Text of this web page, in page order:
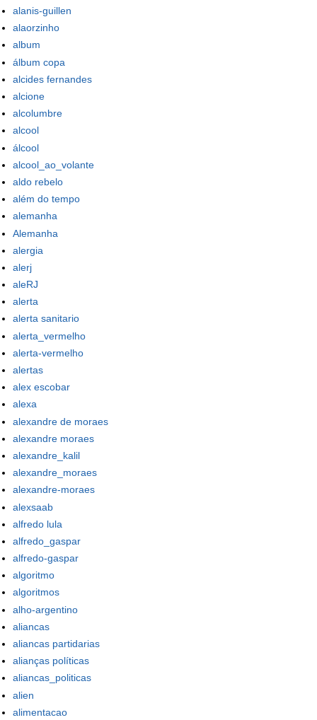
alanis-guillen
alaorzinho
album
álbum copa
alcides fernandes
alcione
alcolumbre
alcool
álcool
alcool_ao_volante
aldo rebelo
além do tempo
alemanha
Alemanha
alergia
alerj
aleRJ
alerta
alerta sanitario
alerta_vermelho
alerta-vermelho
alertas
alex escobar
alexa
alexandre de moraes
alexandre moraes
alexandre_kalil
alexandre_moraes
alexandre-moraes
alexsaab
alfredo lula
alfredo_gaspar
alfredo-gaspar
algoritmo
algoritmos
alho-argentino
aliancas
aliancas partidarias
alianças políticas
aliancas_politicas
alien
alimentacao